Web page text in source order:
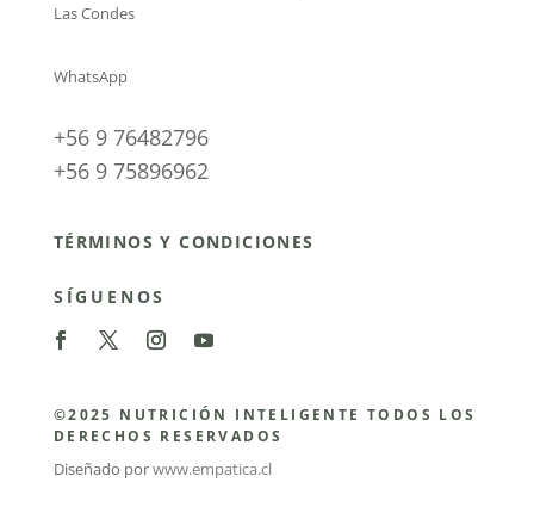
Las Condes
WhatsApp
+56 9 76482796
+56 9 75896962
TÉRMINOS Y CONDICIONES
SÍGUENOS
©2025 NUTRICIÓN INTELIGENTE TODOS LOS
DERECHOS RESERVADOS
Diseñado porwww.empatica.cl